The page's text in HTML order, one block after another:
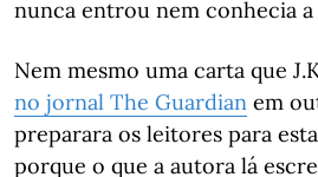
nunca entrou nem conhecia
Nem mesmo uma carta que
no jornal The Guardian em
preparara os leitores para
porque o que a autora lá